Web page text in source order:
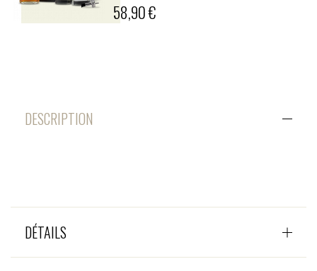
58,90 €
DESCRIPTION
DÉTAILS